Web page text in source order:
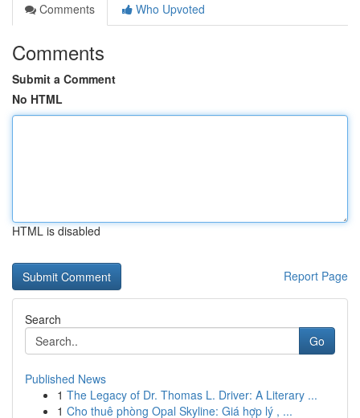
Comments
Who Upvoted
Comments
Submit a Comment
No HTML
HTML is disabled
Report Page
Search
Go
Published News
1 The Legacy of Dr. Thomas L. Driver: A Literary ...
1 Cho thuê phòng Opal Skyline: Giá hợp lý , ...